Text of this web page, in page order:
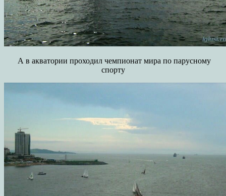
А в акватории проходил чемпионат мира по парусному
спорту